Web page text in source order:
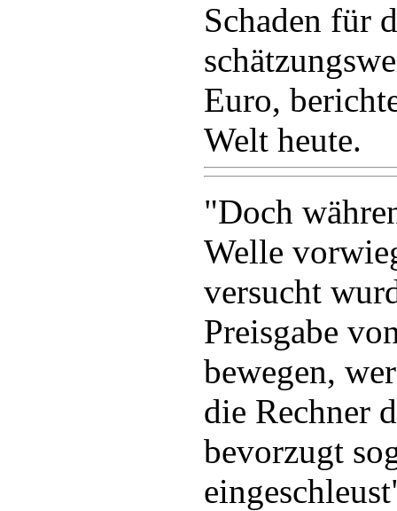
Schaden für
Euro,
Welt heute.
"Doch
Welle
versucht
Preisgabe
bewegen,
die Rechner
bevorzugt